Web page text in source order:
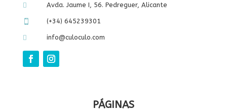
 Avda. Jaume I, 56. Pedreguer, Alicante
 (+34) 645239301
 info@culoculo.com
PÁGINAS